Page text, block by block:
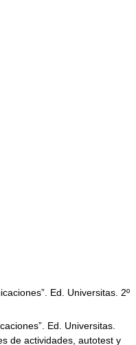
Ed. Universitas. 2º
Ed. Universitas.
de actividades, autotest y